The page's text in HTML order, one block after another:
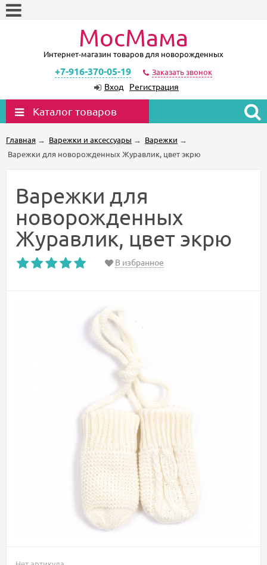
МосМама
Интернет-магазин товаров для новорожденных
+7-916-370-05-19 Заказать звонок
Вход Регистрация
Каталог товаров
Главная → Варежки и аксессуары → Варежки →
Варежки для новорожденных Журавлик, цвет экрю
Варежки для
новорожденных
Журавлик, цвет экрю
В избранное